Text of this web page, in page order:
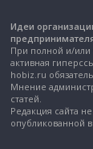
Идеи
При полной и/или
активная
hobiz.ru
Мнение
статей.
Редакция сайта
опубликованной в